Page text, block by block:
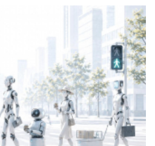
眾可繼續使用。至於尚未完成輸入、
者，則須依新規定辦理，但若原核准